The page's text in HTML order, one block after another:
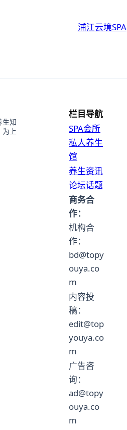
浦江云境SPA
生知
为上
栏目导航
SPA会所
私人养生
馆
养生资讯
论坛话题
商务合
作：
机构合
作：
bd@topy
ouya.co
m
内容投
稿：
edit@top
youya.co
m
广告咨
询：
ad@topy
ouya.co
m